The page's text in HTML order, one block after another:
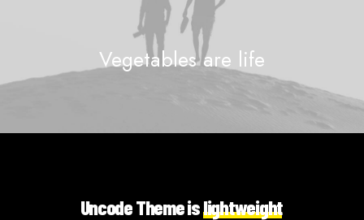
Vegetables are life
UncodeThemeislightweight